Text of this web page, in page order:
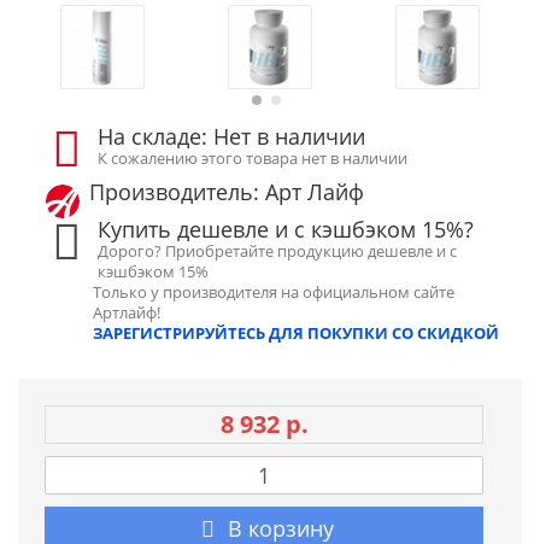
На складе: Нет в наличии
К сожалению этого товара нет в наличии
Производитель: Арт Лайф
Купить дешевле и с кэшбэком 15%?
Дорого? Приобретайте продукцию дешевле и с
кэшбэком 15%
Только у производителя на официальном сайте
Артлайф!
ЗАРЕГИСТРИРУЙТЕСЬ ДЛЯ ПОКУПКИ СО СКИДКОЙ
8 932 р.
В корзину